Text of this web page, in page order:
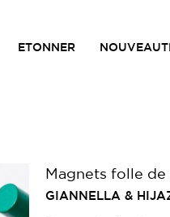
ETONNER
Magnets folle de
GIANNELLA &